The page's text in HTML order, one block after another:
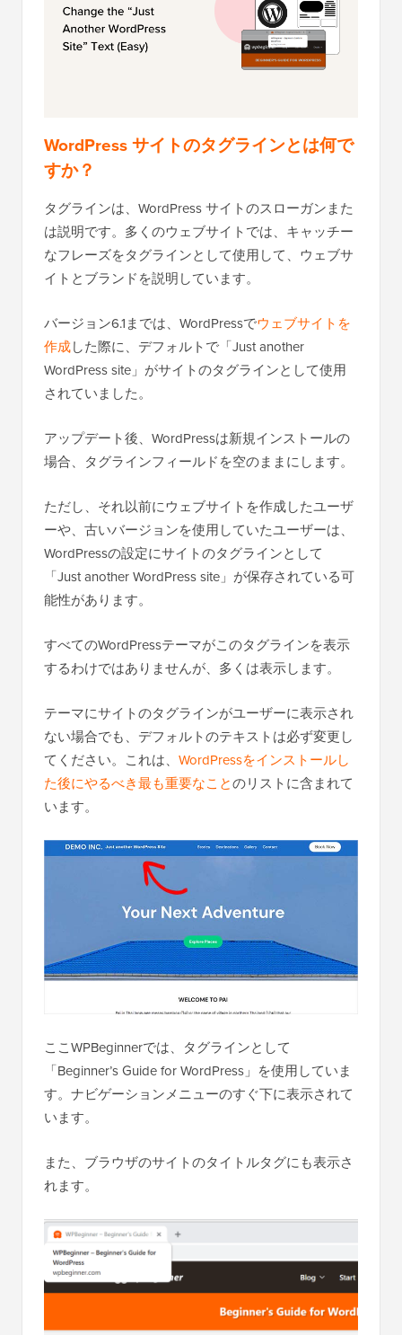
WordPress サイトのタグラインとは何で
すか？
タグラインは、WordPress サイトのスローガンまた
は説明です。多くのウェブサイトでは、キャッチー
なフレーズをタグラインとして使用して、ウェブサ
イトとブランドを説明しています。
バージョン6.1までは、WordPressでウェブサイトを
作成した際に、デフォルトで「Just another
WordPress site」がサイトのタグラインとして使用
されていました。
アップデート後、WordPressは新規インストールの
場合、タグラインフィールドを空のままにします。
ただし、それ以前にウェブサイトを作成したユーザ
ーや、古いバージョンを使用していたユーザーは、
WordPressの設定にサイトのタグラインとして
「Just another WordPress site」が保存されている可
能性があります。
すべてのWordPressテーマがこのタグラインを表示
するわけではありませんが、多くは表示します。
テーマにサイトのタグラインがユーザーに表示され
ない場合でも、デフォルトのテキストは必ず変更し
てください。これは、 WordPressをインストールし
た後にやるべき最も重要なことのリストに含まれて
います。
ここWPBeginnerでは、タグラインとして
「Beginner’s Guide for WordPress」を使用していま
す。ナビゲーションメニューのすぐ下に表示されて
います。
また、ブラウザのサイトのタイトルタグにも表示さ
れます。